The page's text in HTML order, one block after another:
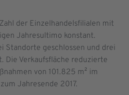
der Einzelhandelsfilialen mit
Jahresultimo konstant.
Standorte geschlossen und drei
Die Verkaufsfläche reduzierte
von 101.825 m² im
Jahresende 2017.